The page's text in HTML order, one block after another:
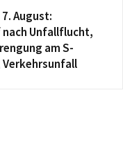
August:
Unfallflucht,
am S-
Verkehrsunfall